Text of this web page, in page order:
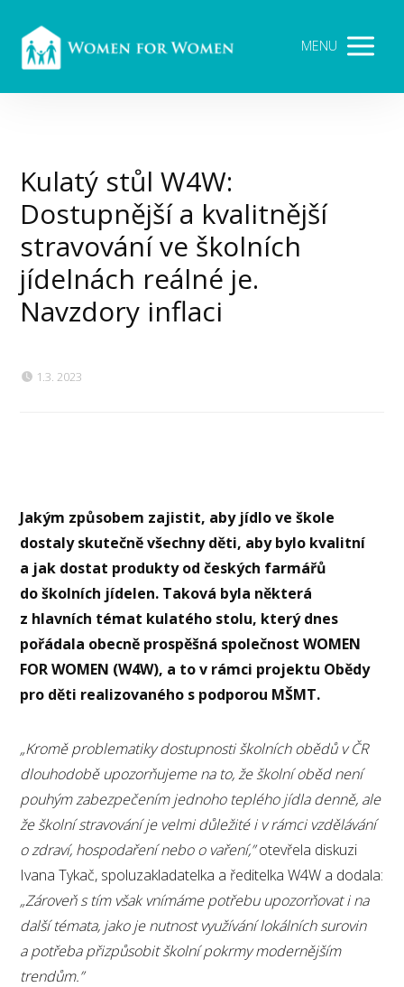
MENU
Kulatý stůl W4W:
Dostupnější a kvalitnější
stravování ve školních
jídelnách reálné je.
Navzdory inflaci
1.3. 2023
Jakým způsobem zajistit, aby jídlo ve škole
dostaly skutečně všechny děti, aby bylo kvalitní
a jak dostat produkty od českých farmářů
do školních jídelen. Taková byla některá
z hlavních témat kulatého stolu, který dnes
pořádala obecně prospěšná společnost WOMEN
FOR WOMEN (W4W), a to v rámci projektu Obědy
pro děti realizovaného s podporou MŠMT.
„Kroměproblematiky dostupnosti školních obědů v ČR
dlouhodobě upozorňujeme na to, že školní oběd není
pouhým zabezpečením jednoho teplého jídla denně, ale
že školní stravování je velmi důležité i v rámci vzdělávání
o zdraví, hospodaření nebo o vaření,”otevřela diskuzi
Ivana Tykač, spoluzakladatelka a ředitelka W4W a dodala:
„Zároveň s tím však vnímáme potřebu upozorňovat i na
další témata, jako je nutnost využívání lokálních surovin
a potřeba přizpůsobit školní pokrmy modernějším
trendům.”